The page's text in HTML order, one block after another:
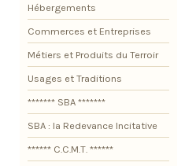
Hébergements
Commerces et Entreprises
Métiers et Produits du Terroir
Usages et Traditions
******* SBA *******
SBA : la Redevance Incitative
****** C.C.M.T. ******